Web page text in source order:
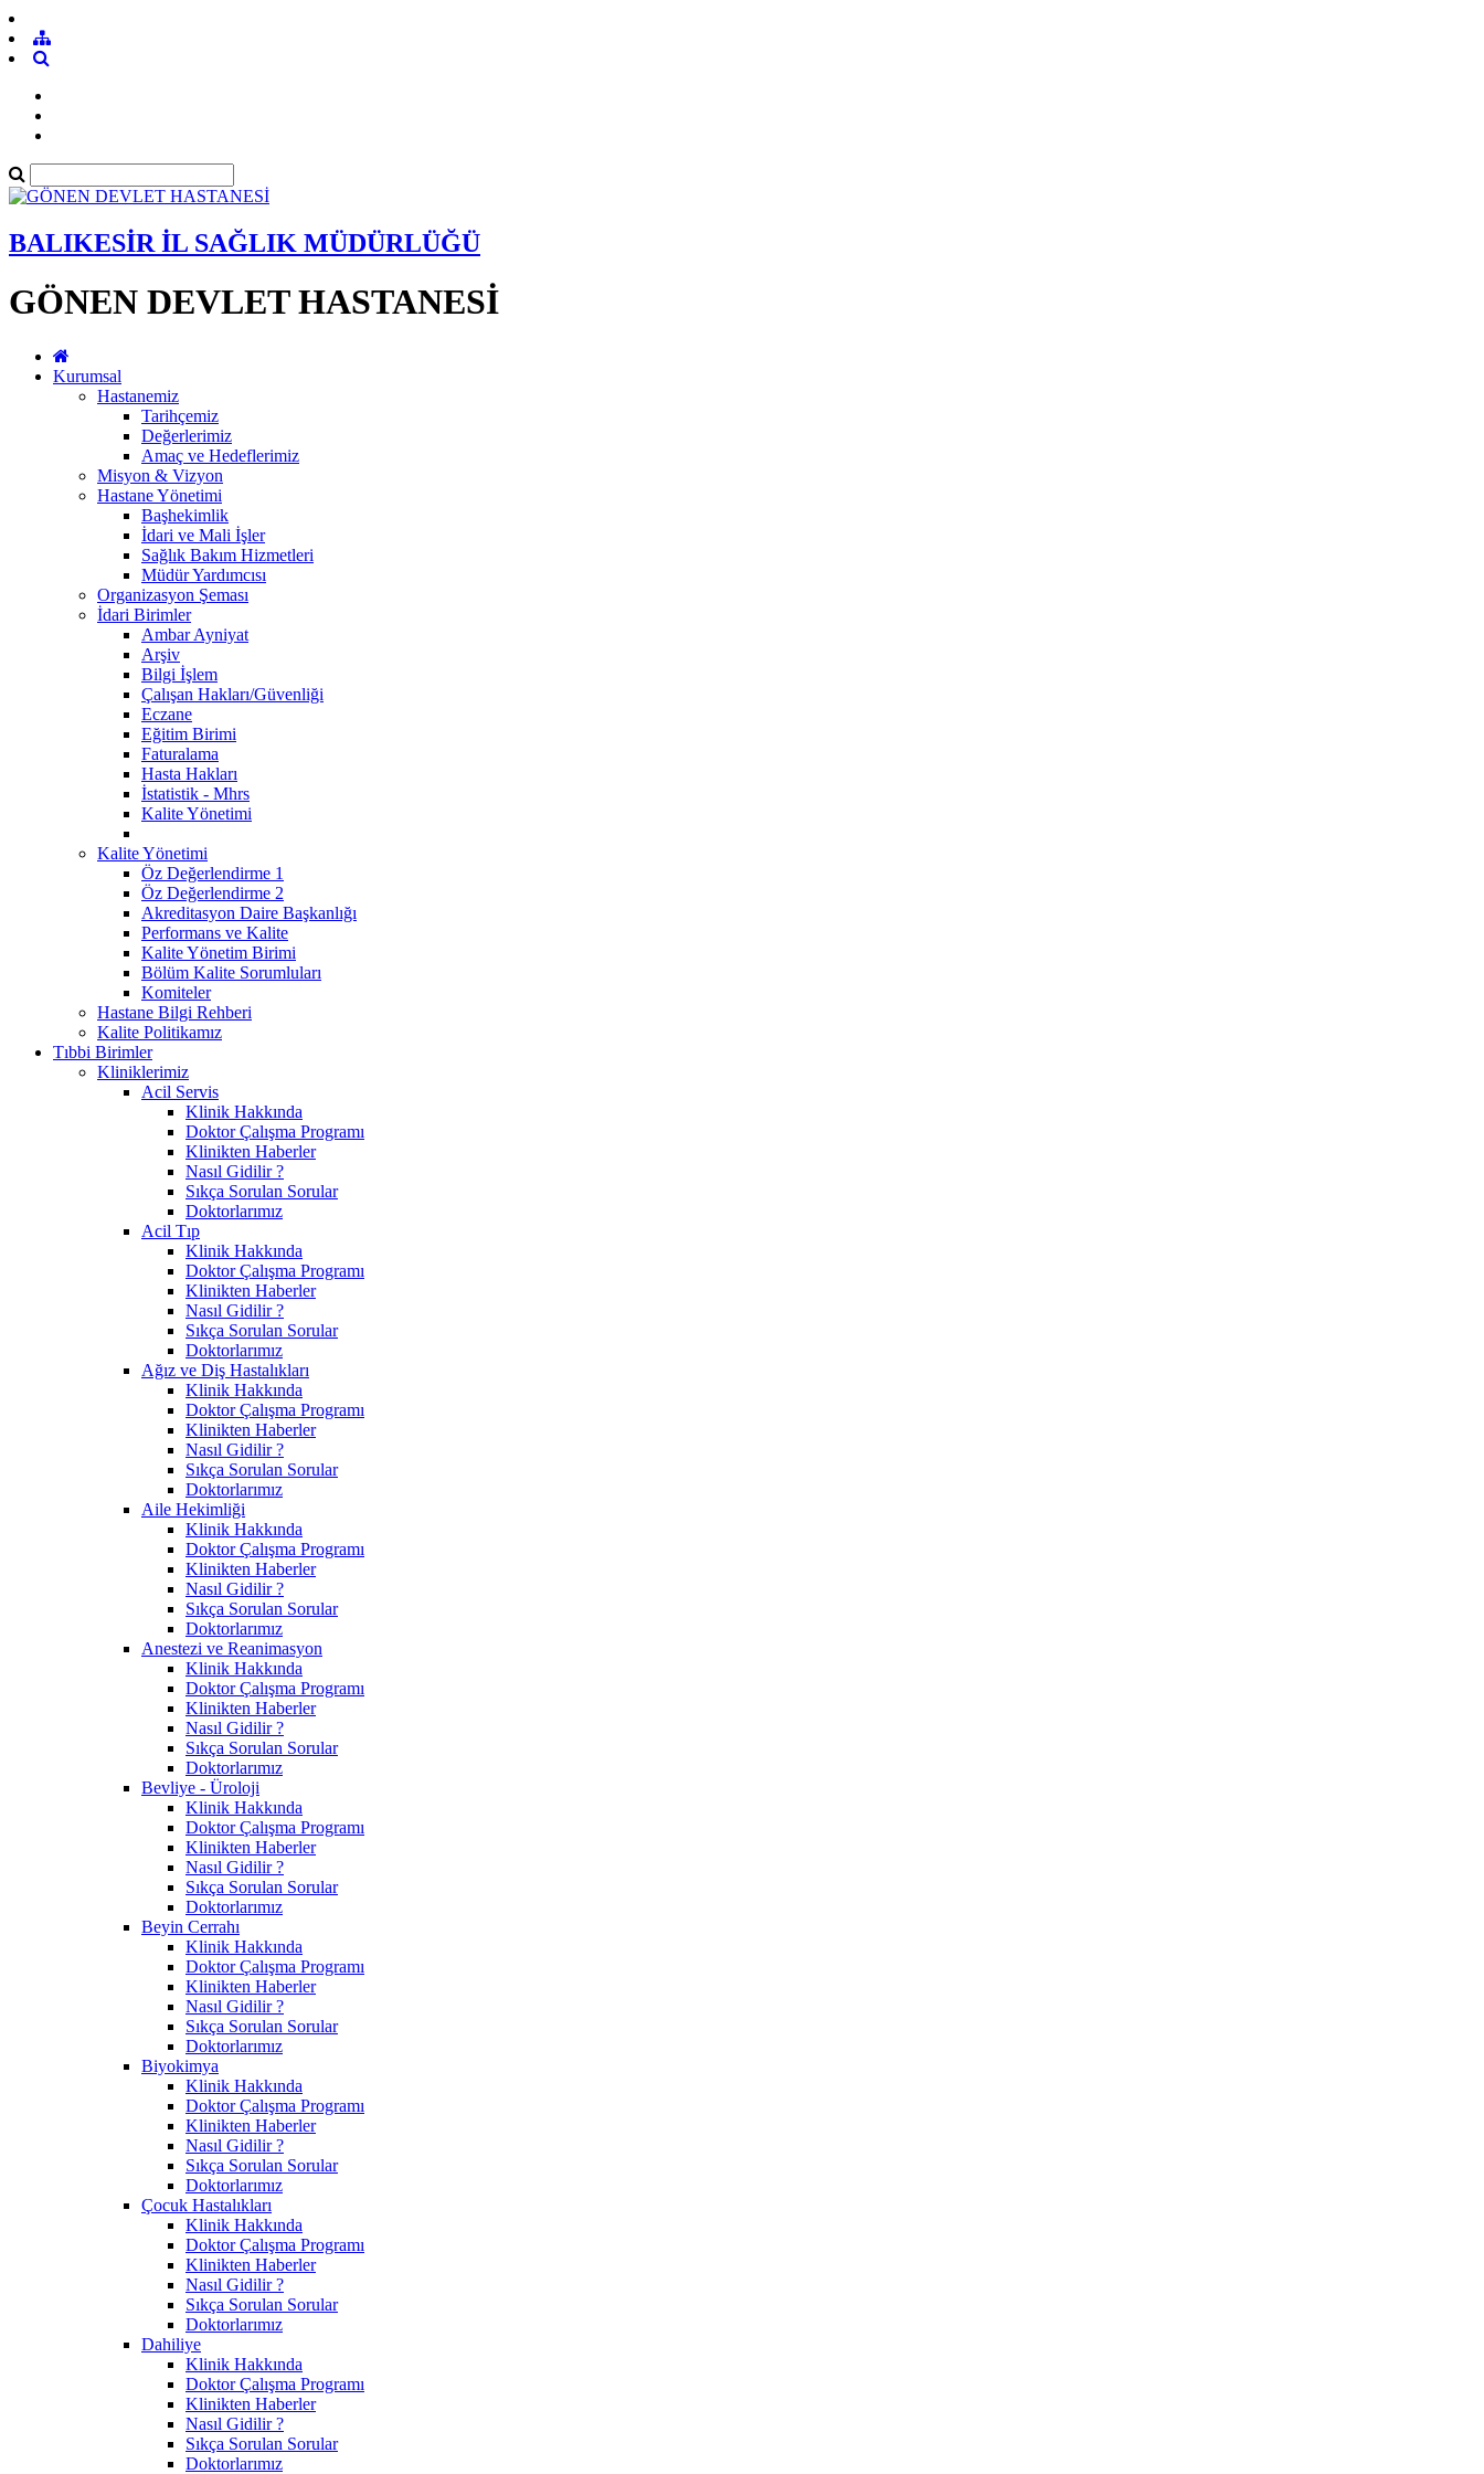
BALIKESİR İL SAĞLIK MÜDÜRLÜĞÜ
GÖNEN DEVLET HASTANESİ
Kurumsal
Hastanemiz
Tarihçemiz
Değerlerimiz
Amaç ve Hedeflerimiz
Misyon & Vizyon
Hastane Yönetimi
Başhekimlik
İdari ve Mali İşler
Sağlık Bakım Hizmetleri
Müdür Yardımcısı
Organizasyon Şeması
İdari Birimler
Ambar Ayniyat
Arşiv
Bilgi İşlem
Çalışan Hakları/Güvenliği
Eczane
Eğitim Birimi
Faturalama
Hasta Hakları
İstatistik - Mhrs
Kalite Yönetimi
Kalite Yönetimi
Öz Değerlendirme 1
Öz Değerlendirme 2
Akreditasyon Daire Başkanlığı
Performans ve Kalite
Kalite Yönetim Birimi
Bölüm Kalite Sorumluları
Komiteler
Hastane Bilgi Rehberi
Kalite Politikamız
Tıbbi Birimler
Kliniklerimiz
Acil Servis
Klinik Hakkında
Doktor Çalışma Programı
Klinikten Haberler
Nasıl Gidilir ?
Sıkça Sorulan Sorular
Doktorlarımız
Acil Tıp
Klinik Hakkında
Doktor Çalışma Programı
Klinikten Haberler
Nasıl Gidilir ?
Sıkça Sorulan Sorular
Doktorlarımız
Ağız ve Diş Hastalıkları
Klinik Hakkında
Doktor Çalışma Programı
Klinikten Haberler
Nasıl Gidilir ?
Sıkça Sorulan Sorular
Doktorlarımız
Aile Hekimliği
Klinik Hakkında
Doktor Çalışma Programı
Klinikten Haberler
Nasıl Gidilir ?
Sıkça Sorulan Sorular
Doktorlarımız
Anestezi ve Reanimasyon
Klinik Hakkında
Doktor Çalışma Programı
Klinikten Haberler
Nasıl Gidilir ?
Sıkça Sorulan Sorular
Doktorlarımız
Bevliye - Üroloji
Klinik Hakkında
Doktor Çalışma Programı
Klinikten Haberler
Nasıl Gidilir ?
Sıkça Sorulan Sorular
Doktorlarımız
Beyin Cerrahı
Klinik Hakkında
Doktor Çalışma Programı
Klinikten Haberler
Nasıl Gidilir ?
Sıkça Sorulan Sorular
Doktorlarımız
Biyokimya
Klinik Hakkında
Doktor Çalışma Programı
Klinikten Haberler
Nasıl Gidilir ?
Sıkça Sorulan Sorular
Doktorlarımız
Çocuk Hastalıkları
Klinik Hakkında
Doktor Çalışma Programı
Klinikten Haberler
Nasıl Gidilir ?
Sıkça Sorulan Sorular
Doktorlarımız
Dahiliye
Klinik Hakkında
Doktor Çalışma Programı
Klinikten Haberler
Nasıl Gidilir ?
Sıkça Sorulan Sorular
Doktorlarımız